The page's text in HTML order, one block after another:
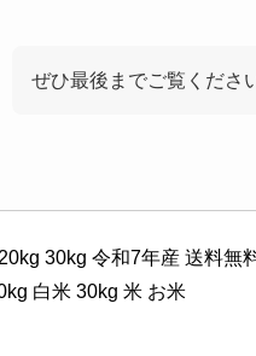
ぜひ最後までご覧くださ
30kg 令和7年産 送料無
白米 30kg 米 お米